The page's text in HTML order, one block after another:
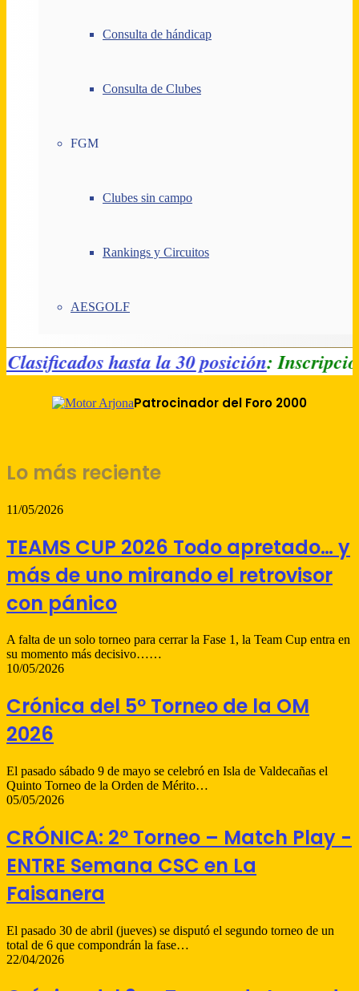
Consulta de hándicap
Consulta de Clubes
FGM
Clubes sin campo
Rankings y Circuitos
AESGOLF
- Clasificados hasta la 30 posición:
Patrocinador del Foro 2000
Lo más reciente
11/05/2026
TEAMS CUP 2026 Todo apretado… y
más de uno mirando el retrovisor
con pánico
A falta de un solo torneo para cerrar la Fase 1, la Team Cup entra en
su momento más decisivo……
10/05/2026
Crónica del 5º Torneo de la OM
2026
El pasado sábado 9 de mayo se celebró en Isla de Valdecañas el
Quinto Torneo de la Orden de Mérito…
05/05/2026
CRÓNICA: 2º Torneo – Match Play -
ENTRE Semana CSC en La
Faisanera
El pasado 30 de abril (jueves) se disputó el segundo torneo de un
total de 6 que compondrán la fase…
22/04/2026